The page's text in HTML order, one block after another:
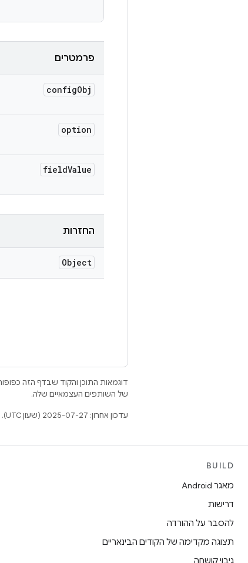
פרמטרים
configObj
option
fieldValue
החזרות
Object
דוגמאות התוכן והקוד שבדף הזה
של השותפים העצמאיים שלה.
עדכון אחרון: 2025-07-27 (שעון UTC).
BUILD
מאגר Android
דרישות
להסבר על ההורדה
תצוגה מקדימה של הקודים הבינאריים
גיבוי קושחה